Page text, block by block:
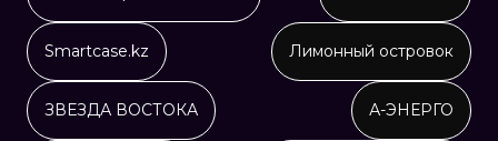
Smartcase.kz Лимонный островок
ЗВЕЗДА ВОСТОКА А-ЭНЕРГО